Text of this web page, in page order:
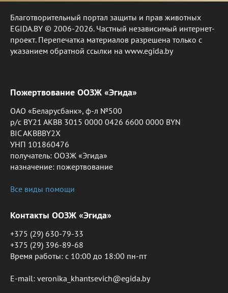
Благотворительный портал защиты и прав животных
EGIDA.BY © 2006-2026. Частный независимый интернет-
проект. Перепечатка материалов разрешена только с
указанием обратной ссылки на www.egida.by
Пожертвование ООЗЖ «Эгида»
ОАО «Беларусбанк», ф-л №500
р/с BY21 AKBB 3015 0000 0426 6600 0000 BYN
BIC AKBBBY2X
УНП 101860476
получатель: ООЗЖ «Эгида»
назначение: пожертвование
Все виды помощи
Контакты ООЗЖ «Эгида»
+375 (29) 630-79-33
+375 (29) 396-89-68
Время работы: c 10:00 до 18:00 пн-пт
E-mail: veronika_khantsevich@egida.by